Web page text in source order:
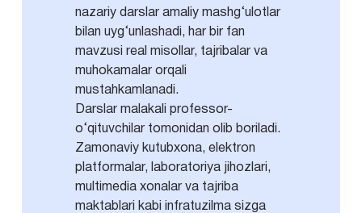
nazariy darslar amaliy mashg‘ulotlar
bilan uyg‘unlashadi, har bir fan
mavzusi real misollar, tajribalar va
muhokamalar orqali
mustahkamlanadi.
Darslar malakali professor-
o‘qituvchilar tomonidan olib boriladi.
Zamonaviy kutubxona, elektron
platformalar, laboratoriya jihozlari,
multimedia xonalar va tajriba
maktablari kabi infratuzilma sizga